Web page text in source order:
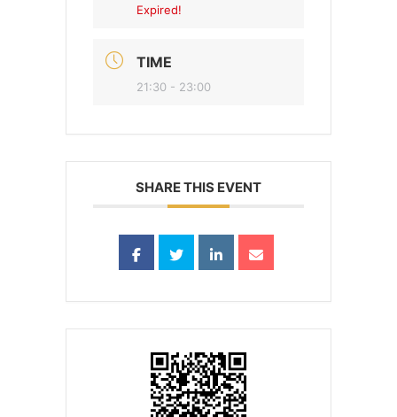
Expired!
TIME
21:30 - 23:00
SHARE THIS EVENT